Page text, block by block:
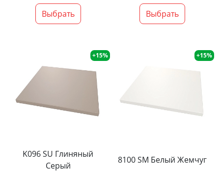
Выбрать Выбрать
+15%
K096 SU Глиняный
Серый
+15%
8100 SM Белый Жемчуг